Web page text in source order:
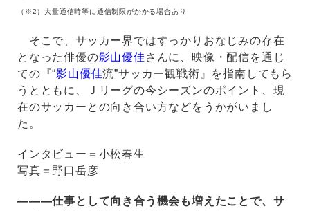
（※2）大量通信時等に通信制限がかかる場合あり
そこで、サッカー界ではすっかりおなじみの存在
となった俳優の影山優佳さんに、映像・配信を通じ
ての『“影山優佳流”サッカー観戦術』を指南してもら
うとともに、Ｊリーグの今シーズンのポイント、現
在のサッカーとの向き合い方などをうかがいまし
た。
インタビュー＝小松春生
写真＝野口岳彦
―――仕事として向き合う機会も増えたことで、サ